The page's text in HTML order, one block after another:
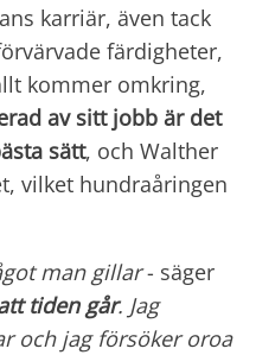
karriär, även tack
färdigheter,
kommer omkring,
av sitt jobb är det
sätt, och Walther
vilket hundraåringen
man gillar- säger
tiden går. Jag
och jag försöker oroa